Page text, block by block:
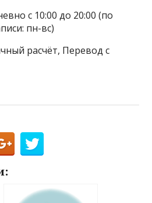
с 10:00 до 20:00 (по
пн-вс)
расчёт, Перевод с